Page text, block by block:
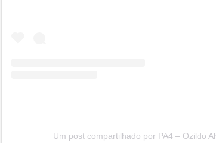
Um post compartilhado por PA4 – Ozildo